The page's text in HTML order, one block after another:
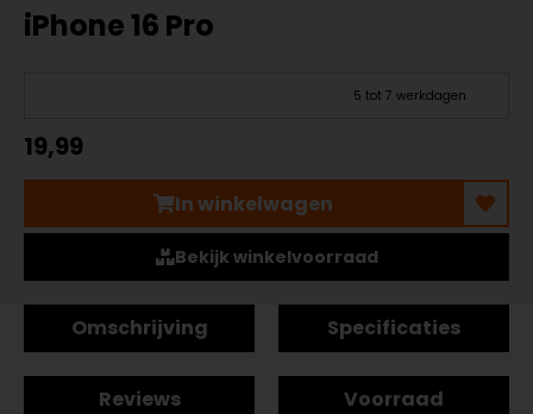
iPhone 16 Pro
5 tot 7 werkdagen
19,99
In winkelwagen
Bekijk winkelvoorraad
Omschrijving Specificaties
Reviews Voorraad